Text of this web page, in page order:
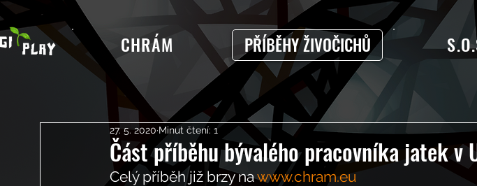
CHRÁM PŘÍBĚHY ŽIVOČICHŮ
Část příběhu bývalého pracovníka jatek v
27. 5. 2020 Minut čtení: 1
Celý příběh již brzy na www.chram.eu